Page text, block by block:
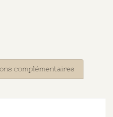
complémentaires